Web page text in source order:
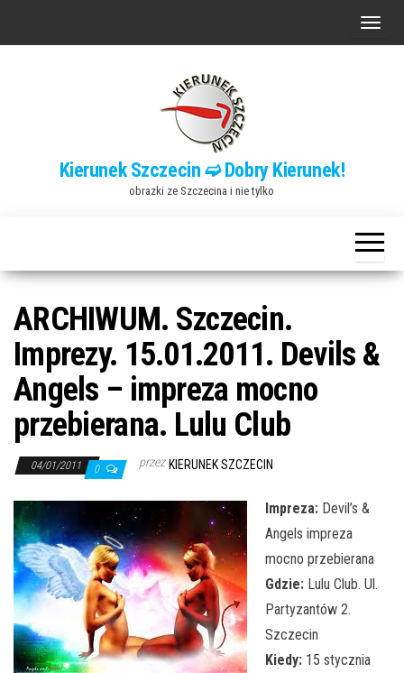
P
n
a
w
a
Kierunek Szczecin ➫ Dobry Kierunek!
obrazki ze Szczecina i nie tylko
ARCHIWUM. Szczecin.
Imprezy. 15.01.2011. Devils &
Angels – impreza mocno
przebierana. Lulu Club
04/01/2011 0 przez KIERUNEK SZCZECIN
Impreza: Devil’s &
Angels impreza
mocno przebierana
Gdzie: Lulu Club. Ul.
Partyzantów 2.
Szczecin
Kiedy: 15 stycznia